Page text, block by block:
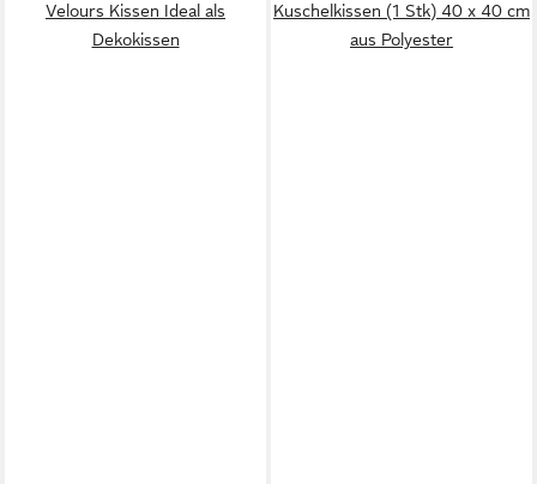
Velours Kissen Ideal als
Dekokissen
Kuschelkissen (1 Stk) 40 x 40 cm
aus Polyester